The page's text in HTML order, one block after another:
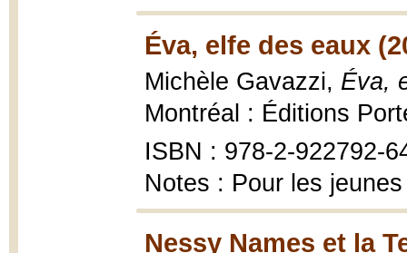
Éva, elfe des eaux
Michèle Gavazzi, Éva,
Montréal : Éditions
ISBN : 978-2-922792-
Notes : Pour les jeunes
Nessy Names et la